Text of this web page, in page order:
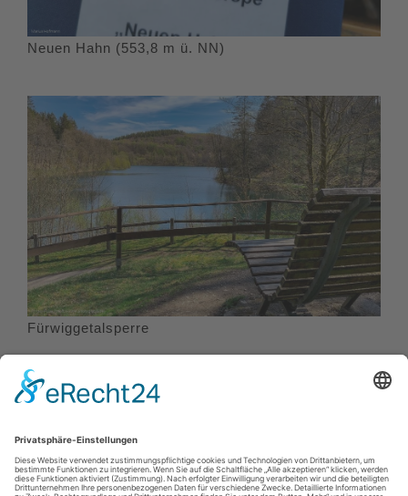
Neuen Hahn (553,8 m ü. NN)
Fürwiggetalsperre
Impressum|Datenschutzerklärung|Barrierefreiheitserklärung|
Kontakt